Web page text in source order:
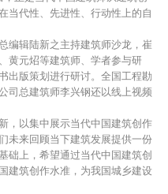
当代性、先进性、行动性上的自
编辑陆新之主持建筑师沙龙，崔
黄元炤等建筑师、学者参与研
出版策划进行研讨。全国工程勘
司总建筑师李兴钢还以线上视频
，以集中展示当代中国建筑创作
未来回顾当下建筑发展提供一份
础上，希望通过当代中国建筑创
建筑创作水准，为我国城乡建设